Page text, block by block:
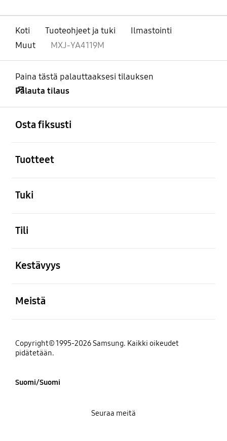
Koti Tuoteohjeet ja tuki
Ilmastointi
Muut
MXJ-YA4119M
Paina tästä palauttaaksesi tilauksen
Palauta tilaus
Osta fiksusti
Tuotteet
Tuki
Tili
Kestävyys
Meistä
Copyright© 1995-2026 Samsung. Kaikki oikeudet
pidätetään.
Suomi/Suomi
Seuraa meitä